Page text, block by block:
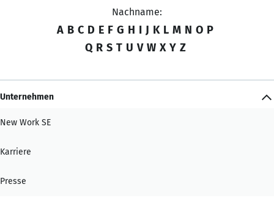
Nachname:
A B C D E F G H I J K L M N O P
Q R S T U V W X Y Z
Unternehmen
New Work SE
Karriere
Presse